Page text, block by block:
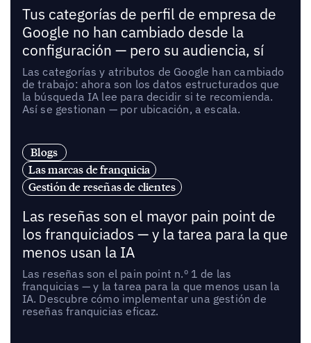
Tus categorías de perfil de empresa de
Google no han cambiado desde la
configuración — pero su audiencia, sí
Las categorías y atributos de Google han cambiado
de trabajo: ahora son los datos estructurados que
la búsqueda IA lee para decidir si te recomienda.
Así se gestionan — por ubicación, a escala.
Blogs
Las marcas de franquicia
Gestión de reseñas de clientes
Las reseñas son el mayor pain point de
los franquiciados — y la tarea para la que
menos usan la IA
Las reseñas son el pain point n.º 1 de las
franquicias — y la tarea para la que menos usan la
IA. Descubre cómo implementar una gestión de
reseñas franquicias eficaz.